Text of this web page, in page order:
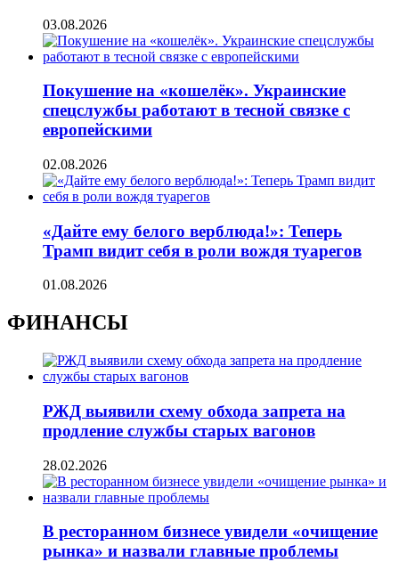
03.08.2026
Покушение на «кошелёк». Украинские
спецслужбы работают в тесной связке с
европейскими
02.08.2026
«Дайте ему белого верблюда!»: Теперь
Трамп видит себя в роли вождя туарегов
01.08.2026
ФИНАНСЫ
РЖД выявили схему обхода запрета на
продление службы старых вагонов
28.02.2026
В ресторанном бизнесе увидели «очищение
рынка» и назвали главные проблемы